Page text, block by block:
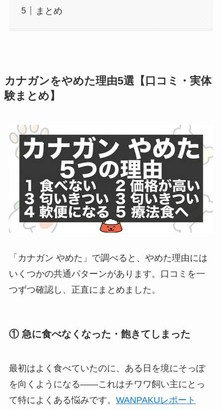
まとめ
カナガンをやめた理由5選【口コミ・実体
験まとめ】
「カナガン やめた」で調べると、やめた理由には
いくつかの共通パターンがあります。口コミを一
つずつ確認し、正直にまとめました。
① 急に食べなくなった・飽きてしまった
最初はよく食べていたのに、ある日を境にそっぽ
を向くようになる——これはチワワ飼い主にとっ
て特によくある悩みです。 WANPAKUレポート